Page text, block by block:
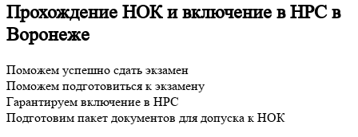
Прохождение НОК и включение в НРС в
Воронеже
Поможем успешно сдать экзамен
Поможем подготовиться к экзамену
Гарантируем включение в НРС
Подготовим пакет документов для допуска к НОК